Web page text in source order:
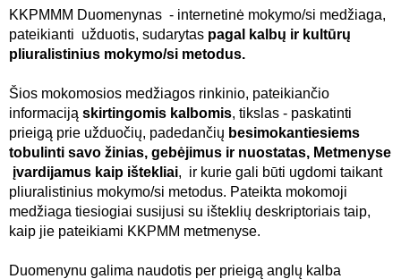
KKPMMM Duomenynas - internetinė mokymo/si medžiaga,
pateikianti užduotis, sudarytas pagal kalbų ir kultūrų
pliuralistinius mokymo/si metodus.
Šios mokomosios medžiagos rinkinio, pateikiančio
informaciją skirtingomis kalbomis, tikslas - paskatinti
prieigą prie užduočių, padedančių besimokantiesiems
tobulinti savo žinias, gebėjimus ir nuostatas, Metmenyse
įvardijamus kaip ištekliai, ir kurie gali būti ugdomi taikant
pliuralistinius mokymo/si metodus. Pateikta mokomoji
medžiaga tiesiogiai susijusi su išteklių deskriptoriais taip,
kaip jie pateikiami KKPMM metmenyse.
Duomenynu galima naudotis per prieigą anglų kalba